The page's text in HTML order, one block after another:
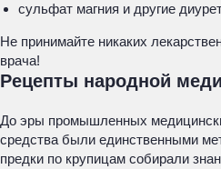
сульфат магния и другие
Не принимайте никаких
врача!
Рецепты народной
До эры промышленных
средства были единственными
предки по крупицам собирали